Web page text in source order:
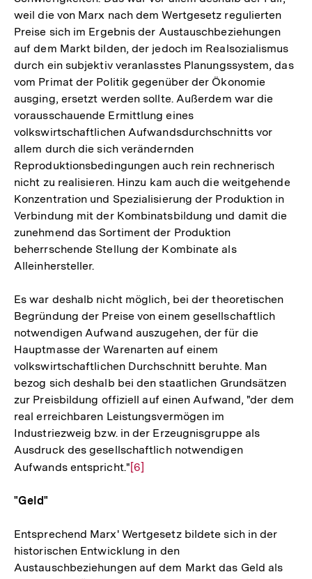
weil die von Marx nach dem Wertgesetz regulierten
Preise sich im Ergebnis der Austauschbeziehungen
auf dem Markt bilden, der jedoch im Realsozialismus
durch ein subjektiv veranlasstes Planungssystem, das
vom Primat der Politik gegenüber der Ökonomie
ausging, ersetzt werden sollte. Außerdem war die
vorausschauende Ermittlung eines
volkswirtschaftlichen Aufwandsdurchschnitts vor
allem durch die sich verändernden
Reproduktionsbedingungen auch rein rechnerisch
nicht zu realisieren. Hinzu kam auch die weitgehende
Konzentration und Spezialisierung der Produktion in
Verbindung mit der Kombinatsbildung und damit die
zunehmend das Sortiment der Produktion
beherrschende Stellung der Kombinate als
Alleinhersteller.
Es war deshalb nicht möglich, bei der theoretischen
Begründung der Preise von einem gesellschaftlich
notwendigen Aufwand auszugehen, der für die
Hauptmasse der Warenarten auf einem
volkswirtschaftlichen Durchschnitt beruhte. Man
bezog sich deshalb bei den staatlichen Grundsätzen
zur Preisbildung offiziell auf einen Aufwand, "der dem
real erreichbaren Leistungsvermögen im
Industriezweig bzw. in der Erzeugnisgruppe als
Ausdruck des gesellschaftlich notwendigen
Aufwands entspricht." Zur
[6]
"Geld"
Entsprechend Marx' Wertgesetz bildete sich in der
historischen Entwicklung in den
Austauschbeziehungen auf dem Markt das Geld als